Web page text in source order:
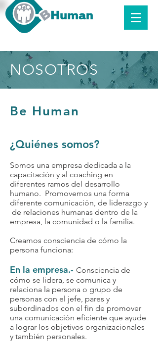
NOSOTROS
Be Human
¿Quiénes somos?
Somos una empresa dedicada a la
capacitación y al coaching en
diferentes ramos del desarrollo
humano. Promovemos una forma
diferente comunicación, de liderazgo y
de relaciones humanas dentro de la
empresa, la comunidad o la familia.
Creamos consciencia de cómo la
persona funciona:
En la empresa.- Consciencia de
cómo se lidera, se comunica y
relaciona la persona o grupo de
personas con el jefe, pares y
subordinados con el fin de promover
una comunicación eficiente que ayude
a lograr los objetivos organizacionales
y también personales.